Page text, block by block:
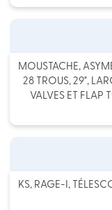
MOUSTACHE,
28 TROUS, 29",
VALVES ET FLAP
KS, RAGE-I,